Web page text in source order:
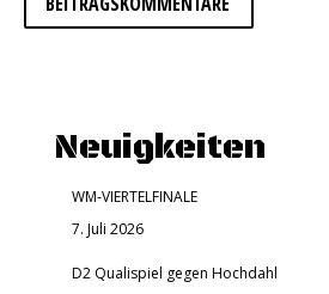
Neuigkeiten
WM-VIERTELFINALE
7. Juli 2026
D2 Qualispiel gegen Hochdahl